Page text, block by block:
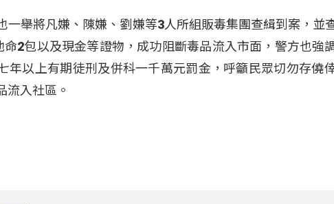
一舉將凡嫌、陳嫌、劉嫌等3人所組販毒集團查緝到案，並
命2包以及現金等證物，成功阻斷毒品流入市面，警方也強
年以上有期徒刑及併科一千萬元罰金，呼籲民眾切勿存僥
流入社區。